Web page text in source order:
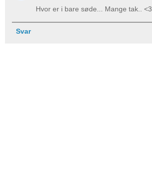
Hvor er i bare søde... Mange tak.. <3
Svar